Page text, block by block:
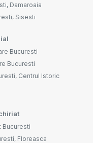
Damaroaia
Sisesti
Bucuresti
Bucuresti
Centrul Istoric
Bucuresti
Floreasca